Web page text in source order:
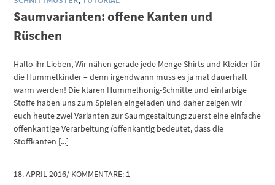
Saumvarianten: offene Kanten und
Rüschen
Hallo ihr Lieben, Wir nähen gerade jede Menge Shirts und Kleider für
die Hummelkinder – denn irgendwann muss es ja mal dauerhaft
warm werden! Die klaren Hummelhonig-Schnitte und einfarbige
Stoffe haben uns zum Spielen eingeladen und daher zeigen wir
euch heute zwei Varianten zur Saumgestaltung: zuerst eine einfache
offenkantige Verarbeitung (offenkantig bedeutet, dass die
Stoffkanten [...]
18. APRIL 2016/ KOMMENTARE: 1